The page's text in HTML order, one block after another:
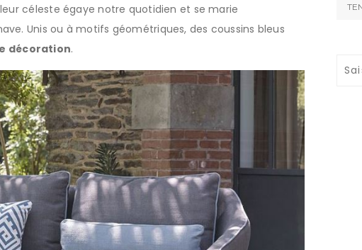
céleste égaye notre quotidien et se marie
Unis ou à motifs géométriques, des coussins bleus
décoration.